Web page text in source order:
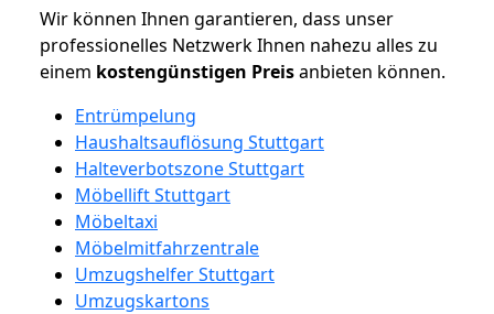
Wir können Ihnen garantieren, dass unser
professionelles Netzwerk Ihnen nahezu alles zu
einem kostengünstigen Preisanbieten können.
Entrümpelung
Haushaltsauflösung Stuttgart
Halteverbotszone Stuttgart
Möbellift Stuttgart
Möbeltaxi
Möbelmitfahrzentrale
Umzugshelfer Stuttgart
Umzugskartons